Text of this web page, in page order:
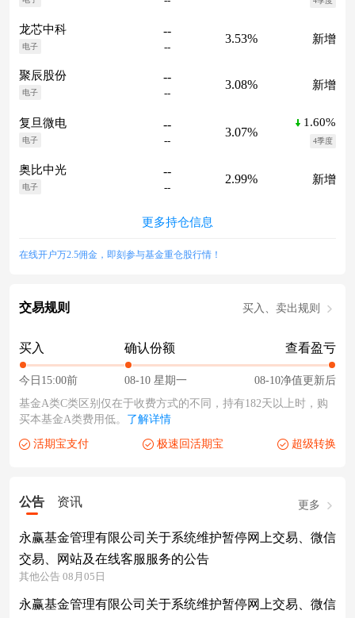
龙芯中科
电子
--
--
3.53% 新增
聚辰股份
电子
--
--
3.08% 新增
复旦微电
电子
--
--
3.07%
1.60%
4季度
奥比中光
电子
--
--
2.99% 新增
更多持仓信息
在线开户万2.5佣金，即刻参与基金重仓股行情！
交易规则 买入、卖出规则
买入
今日15:00前
确认份额
08-10 星期一
查看盈亏
08-10净值更新后
基金A类C类区别仅在于收费方式的不同，持有182天以上时，购
买本基金A类费用低。 了解详情
活期宝支付 极速回活期宝 超级转换
公告 资讯 更多
永赢基金管理有限公司关于系统维护暂停网上交易、微信
交易、网站及在线客服服务的公告
其他公告 08月05日
永赢基金管理有限公司关于系统维护暂停网上交易、微信